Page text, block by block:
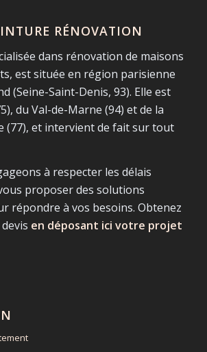
RÉNOVATION
dans rénovation de maisons
est située en région parisienne
(Seine-Saint-Denis, 93). Elle est
du Val-de-Marne (94) et de la
(77), et intervient de fait sur tout
à respecter les délais
proposer des solutions
répondre à vos besoins. Obtenez
en déposant ici votre projet